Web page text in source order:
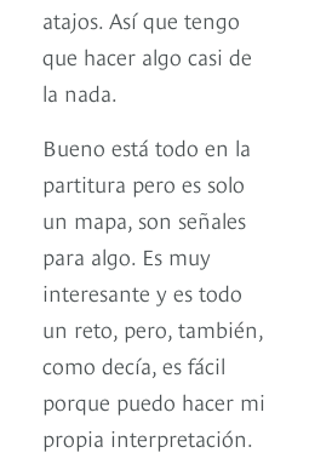
atajos. Así que tengo
que hacer algo casi de
la nada.
Bueno está todo en la
partitura pero es solo
un mapa, son señales
para algo. Es muy
interesante y es todo
un reto, pero, también,
como decía, es fácil
porque puedo hacer mi
propia interpretación.